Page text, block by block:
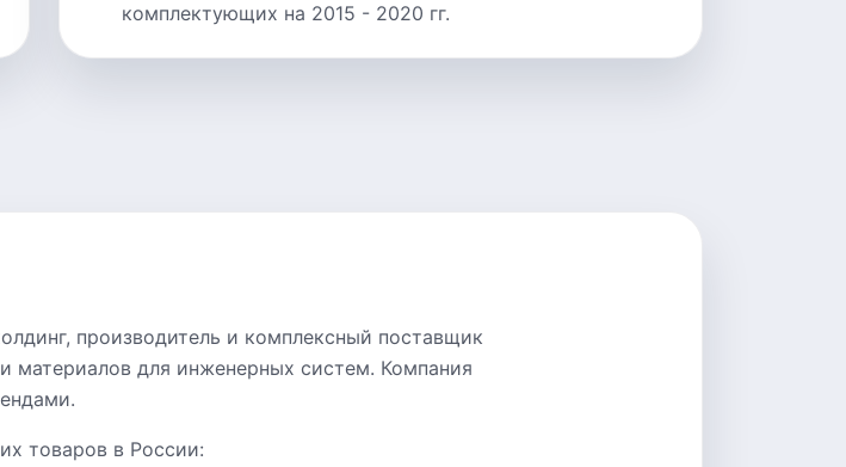
комплектующих на 2015 - 2020 гг.
производитель и комплексный поставщик
материалов для инженерных систем. Компания
товаров в России: